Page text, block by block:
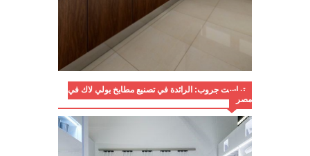
تراست جروب: الرائدة في تصنيع مطابخ بولي لاك في
مصر